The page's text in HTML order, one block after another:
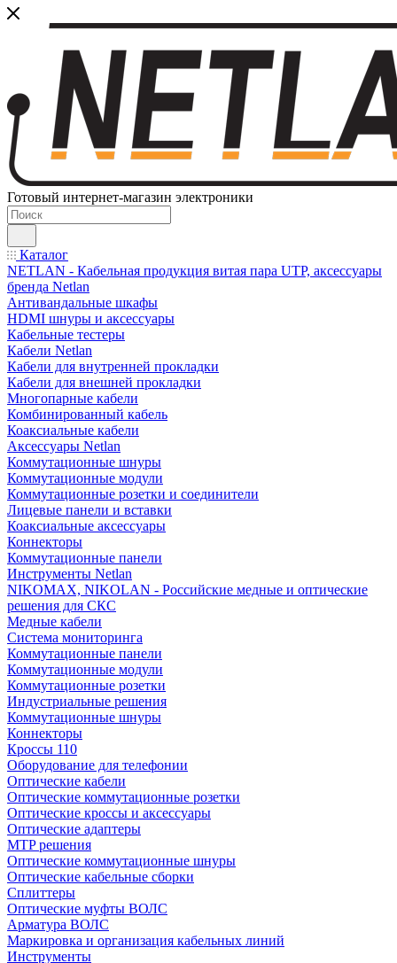
Готовый интернет-магазин электроники
Каталог
NETLAN - Кабельная продукция витая пара UTP, аксессуары
бренда Netlan
Антивандальные шкафы
HDMI шнуры и аксессуары
Кабельные тестеры
Кабели Netlan
Кабели для внутренней прокладки
Кабели для внешней прокладки
Многопарные кабели
Комбинированный кабель
Коаксиальные кабели
Аксессуары Netlan
Коммутационные шнуры
Коммутационные модули
Коммутационные розетки и соединители
Лицевые панели и вставки
Коаксиальные аксессуары
Коннекторы
Коммутационные панели
Инструменты Netlan
NIKOMAX, NIKOLAN - Российские медные и оптические
решения для СКС
Медные кабели
Система мониторинга
Коммутационные панели
Коммутационные модули
Коммутационные розетки
Индустриальные решения
Коммутационные шнуры
Коннекторы
Кроссы 110
Оборудование для телефонии
Оптические кабели
Оптические коммутационные розетки
Оптические кроссы и аксессуары
Оптические адаптеры
MTP решения
Оптические коммутационные шнуры
Оптические кабельные сборки
Сплиттеры
Оптические муфты ВОЛС
Арматура ВОЛС
Маркировка и организация кабельных линий
Инструменты